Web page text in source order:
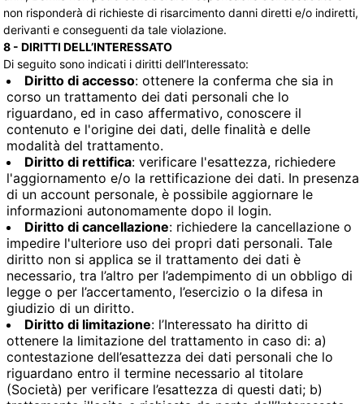
non risponderà di richieste di risarcimento danni diretti e/o indiretti,
derivanti e conseguenti da tale violazione.
8 - DIRITTI DELL’INTERESSATO
Di seguito sono indicati i diritti dell’Interessato:
Diritto di accesso: ottenere la conferma che sia in
corso un trattamento dei dati personali che lo
riguardano, ed in caso affermativo, conoscere il
contenuto e l'origine dei dati, delle finalità e delle
modalità del trattamento.
Diritto di rettifica: verificare l'esattezza, richiedere
l'aggiornamento e/o la rettificazione dei dati. In presenza
di un account personale, è possibile aggiornare le
informazioni autonomamente dopo il login.
Diritto di cancellazione: richiedere la cancellazione o
impedire l'ulteriore uso dei propri dati personali. Tale
diritto non si applica se il trattamento dei dati è
necessario, tra l’altro per l’adempimento di un obbligo di
legge o per l’accertamento, l’esercizio o la difesa in
giudizio di un diritto.
Diritto di limitazione: l’Interessato ha diritto di
ottenere la limitazione del trattamento in caso di: a)
contestazione dell’esattezza dei dati personali che lo
riguardano entro il termine necessario al titolare
(Società) per verificare l’esattezza di questi dati; b)